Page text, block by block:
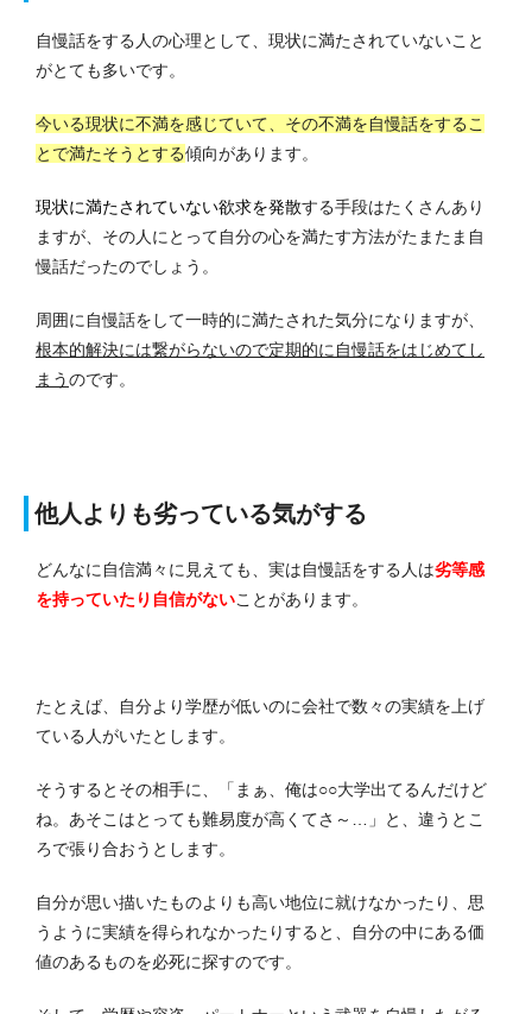
自慢話をする人の心理として、現状に満たされていないこと
がとても多いです。
今いる現状に不満を感じていて、その不満を自慢話をするこ
とで満たそうとする傾向があります。
現状に満たされていない欲求を発散する手段はたくさんあり
ますが、その人にとって自分の心を満たす方法がたまたま自
慢話だったのでしょう。
周囲に自慢話をして一時的に満たされた気分になりますが、
根本的解決には繋がらないので定期的に自慢話をはじめてし
まうのです。
他人よりも劣っている気がする
どんなに自信満々に見えても、実は自慢話をする人は劣等感
を持っていたり自信がないことがあります。
たとえば、自分より学歴が低いのに会社で数々の実績を上げ
ている人がいたとします。
そうするとその相手に、「まぁ、俺は○○大学出てるんだけど
ね。あそこはとっても難易度が高くてさ～…」と、違うとこ
ろで張り合おうとします。
自分が思い描いたものよりも高い地位に就けなかったり、思
うように実績を得られなかったりすると、自分の中にある価
値のあるものを必死に探すのです。